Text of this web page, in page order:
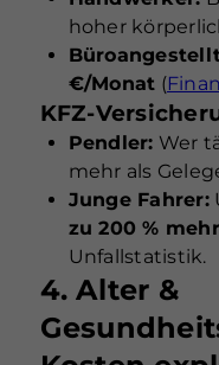
hoher
€/Monat (
KFZ-
Pendler: Wer
mehr als
Junge Fahrer:
zu 200 % mehr
Unfallstatistik.
4. Alter &